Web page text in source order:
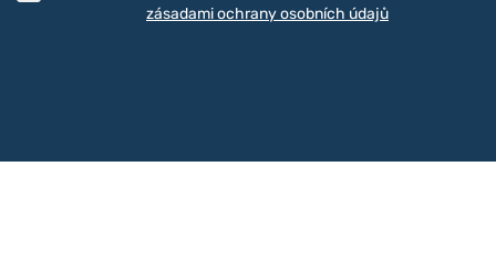
zásadami ochrany osobních údajů